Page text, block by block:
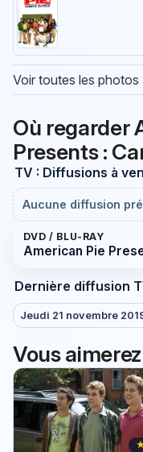
Voir toutes les photos
Où regarder
Presents :
TV : Diffusions à
Aucune diffusion
DVD / BLU-RAY
American Pie
Dernière diffusion
Jeudi 21 novembre
Vous